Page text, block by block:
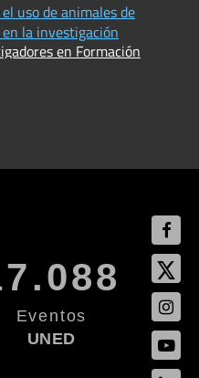
uso de animales de
la investigación
VI Foro de Investigadores en Formación
Eventos
UNED